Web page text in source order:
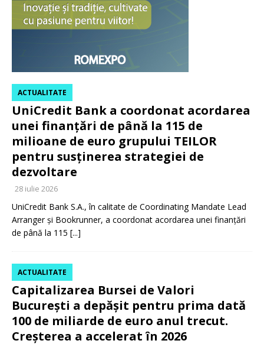
UniCredit Bank a coordonat acordarea
unei finanțări de până la 115 de
milioane de euro grupului TEILOR
pentru susținerea strategiei de
dezvoltare
ACTUALITATE
28 iulie 2026
UniCredit Bank S.A., în calitate de Coordinating Mandate Lead
Arranger și Bookrunner, a coordonat acordarea unei finanțări
de până la 115 [...]
Capitalizarea Bursei de Valori
București a depășit pentru prima dată
100 de miliarde de euro anul trecut.
Creșterea a accelerat în 2026
ACTUALITATE